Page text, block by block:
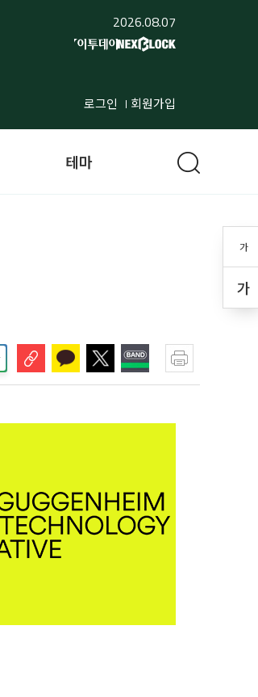
2026.08.07
로그인 회원가입
가
가
테마